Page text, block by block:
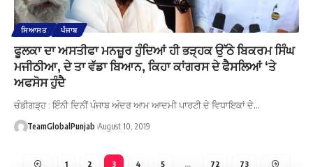
ਸਿਆਸਤ ਪੰਜਾਬ
ਫੂਲਕਾ ਦਾ ਅਸਤੀਫਾ ਮਨਜ਼ੂਰ ਹੁੰਦਿਆਂ ਹੀ ਭੜ੍ਹਕ ਉੱਠੇ ਬਿਕਰਮ ਸਿੰਘ
ਮਜੀਠੀਆ, ਦੇ ਤਾ ਵੱਡਾ ਬਿਆਨ, ਕਿਹਾ ਕਾਂਗਰਸ ਦੇ ਫੈਸਲਿਆਂ ‘ਤੇ
ਅਫਸੋਸ ਹੁੰਦੈ
ਚੰਡੀਗੜ੍ਹ : ਇੰਨੀ ਦਿਨੀਂ ਪੰਜਾਬ ਅੰਦਰ ਆਮ ਆਦਮੀ ਪਾਰਟੀ ਦੇ ਵਿਧਾਇਕਾਂ ਦੇ…
TeamGlobalPunjab August 10, 2019
1 2 3 4 5 … 72 73